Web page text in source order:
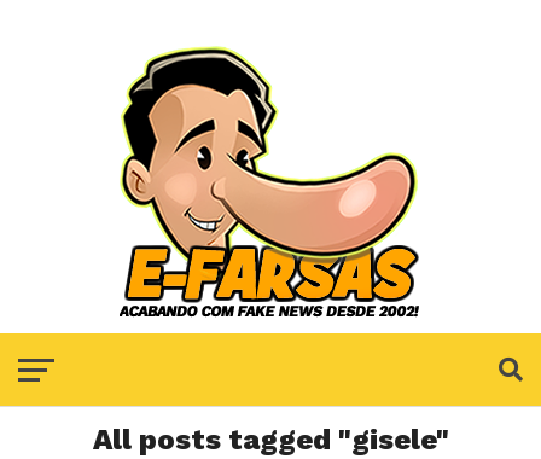
All posts tagged "gisele"